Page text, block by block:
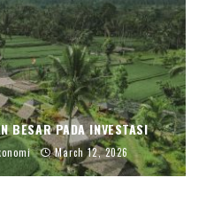
BESAR PADA INVESTASI
March 12, 2026